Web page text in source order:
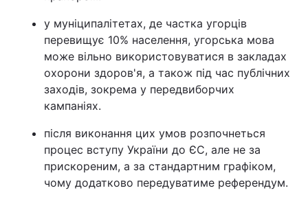
у муніципалітетах, де частка угорців
перевищує 10% населення, угорська мова
може вільно використовуватися в закладах
охорони здоров'я, а також під час публічних
заходів, зокрема у передвиборчих
кампаніях.
після виконання цих умов розпочнеться
процес вступу України до ЄС, але не за
прискореним, а за стандартним графіком,
чому додатково передуватиме референдум.